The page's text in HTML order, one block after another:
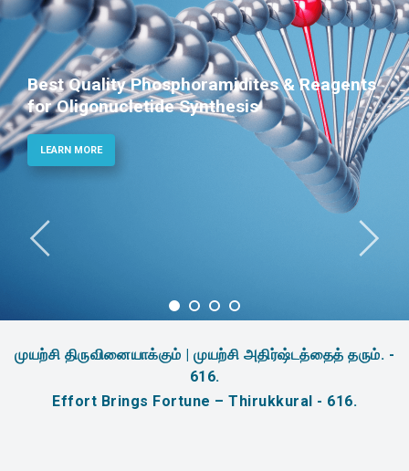
Best Quality Phosphoramidites & Reagents
for Oligonucletide Synthesis
LEARN MORE
முயற்சி திருவினையாக்கும் | முயற்சி அதிர்ஷ்டத்தைத் தரும். -
616.
Effort Brings Fortune – Thirukkural - 616.